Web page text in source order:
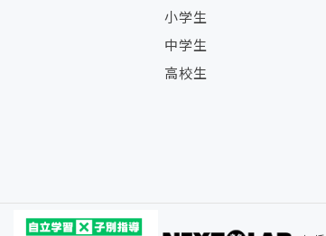
小学生
中学生
高校生